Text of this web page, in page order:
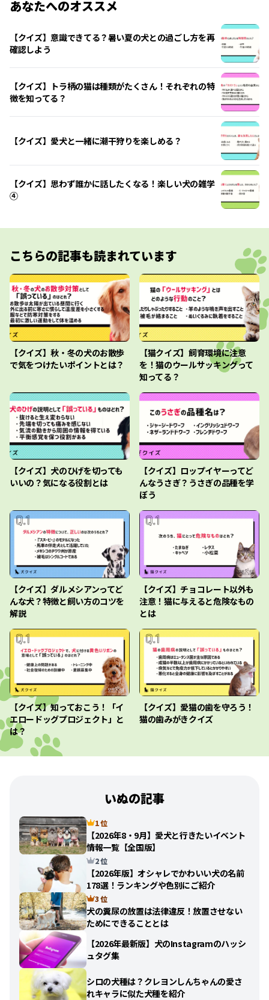
あなたへのオススメ
【クイズ】意識できてる？暑い夏の犬との過ごし方を再
確認しよう
【クイズ】トラ柄の猫は種類がたくさん！それぞれの特
徴を知ってる？
【クイズ】愛犬と一緒に潮干狩りを楽しめる？
【クイズ】思わず誰かに話したくなる！楽しい犬の雑学
④
こちらの記事も読まれています
【クイズ】秋・冬の犬のお散歩
で気をつけたいポイントとは？
【猫クイズ】飼育環境に注意
を！猫のウールサッキングって
知ってる？
【クイズ】犬のひげを切っても
いいの？気になる役割とは
【クイズ】ロップイヤーってど
んなうさぎ？うさぎの品種を学
ぼう
【クイズ】ダルメシアンってど
んな犬？特徴と飼い方のコツを
解説
【クイズ】チョコレート以外も
注意！猫に与えると危険なもの
とは
【クイズ】知っておこう！「イ
エロードッグプロジェクト」と
は？
【クイズ】愛猫の歯を守ろう！
猫の歯みがきクイズ
いぬの記事
1 位
【2026年8・9月】愛犬と行きたいイベント
情報一覧【全国版】
2 位
【2026年版】オシャレでかわいい犬の名前
178選！ランキングや色別にご紹介
3 位
犬の糞尿の放置は法律違反！放置させない
ためにできることとは
【2026年最新版】犬のInstagramのハッシ
ュタグ集
シロの犬種は？クレヨンしんちゃんの愛さ
れキャラに似た犬種を紹介